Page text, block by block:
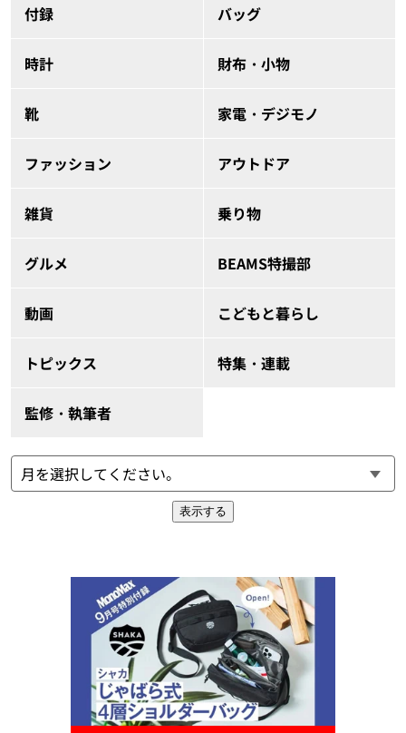
付録 バッグ
時計 財布・小物
靴 家電・デジモノ
ファッション アウトドア
雑貨 乗り物
グルメ BEAMS特撮部
動画 こどもと暮らし
トピックス 特集・連載
監修・執筆者
表示する